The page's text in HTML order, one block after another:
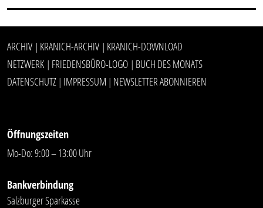
ARCHIV | KRANICH-ARCHIV | KRANICH-DOWNLOAD
NETZWERK | FRIEDENSBÜRO-LOGO | BUCH DES MONATS
DATENSCHUTZ | IMPRESSUM | NEWSLETTER ABONNIEREN
Öffnungszeiten
Mo-Do: 9:00 – 13:00 Uhr
Bankverbindung
Salzburger Sparkasse